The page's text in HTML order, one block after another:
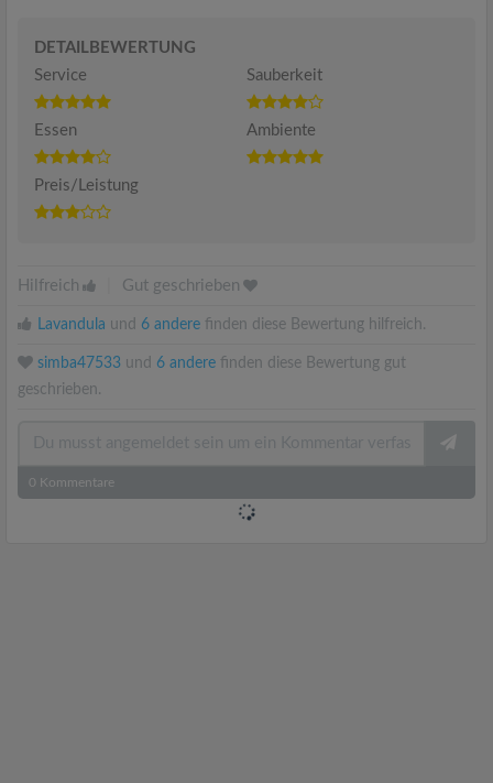
DETAILBEWERTUNG
Service
Sauberkeit
Essen Ambiente
Preis/Leistung
Hilfreich Gut geschrieben
Lavandula und 6 andere finden diese Bewertung hilfreich.
simba47533 und 6 andere finden diese Bewertung gut
geschrieben.
0 Kommentare